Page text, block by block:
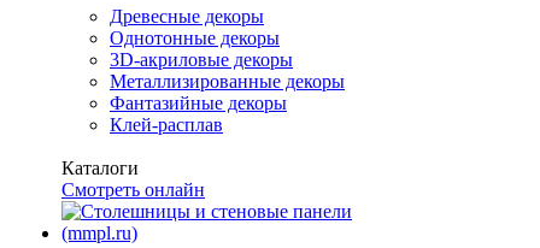
Древесные декоры
Однотонные декоры
3D-акриловые декоры
Металлизированные декоры
Фантазийные декоры
Клей-расплав
Каталоги
Смотреть онлайн